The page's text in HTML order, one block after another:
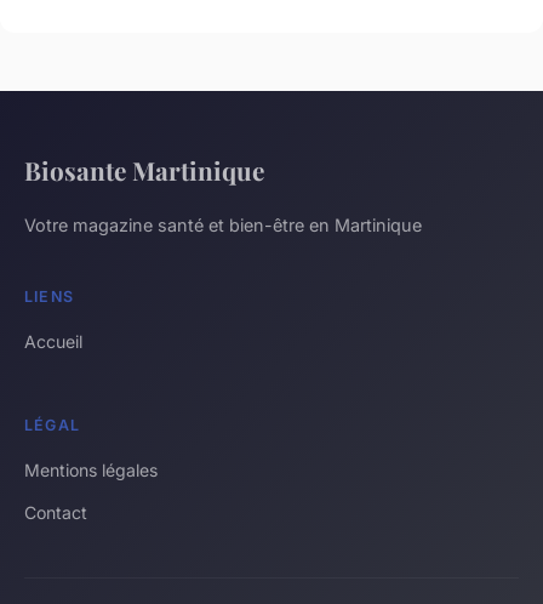
Biosante Martinique
Votre magazine santé et bien-être en Martinique
LIENS
Accueil
LÉGAL
Mentions légales
Contact